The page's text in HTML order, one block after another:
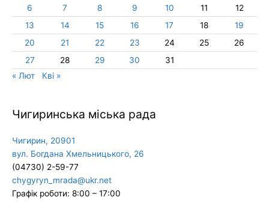
6
7 8 9 10 11
12
13
14 15 16 17 18
19
20
21 22 23 24 25
26
27
28 29 30
31
« Лют
Кві »
Чигиринська міська рада
Чигирин, 20901
вул. Богдана Хмельницького, 26
(04730) 2-59-77
chygyryn_mrada@ukr.net
Графік роботи: 8:00 – 17:00